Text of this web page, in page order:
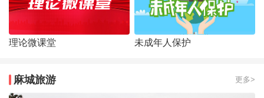
理论微课堂 未成年人保护
麻城旅游 更多>